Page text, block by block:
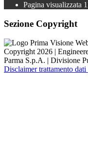
Pagina visualizzata
Sezione Copyright
Copyright 2026 |
Parma S.p.A. | Divisione
Disclaimer trattamento dati